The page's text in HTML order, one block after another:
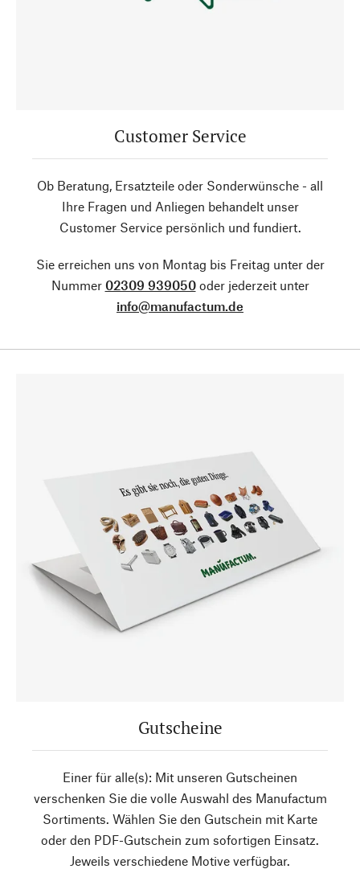
Customer Service
Ob Beratung, Ersatzteile oder Sonderwünsche - all
Ihre Fragen und Anliegen behandelt unser
Customer Service persönlich und fundiert.
Sie erreichen uns von Montag bis Freitag unter der
Nummer 02309 939050oder jederzeit unter
info@manufactum.de
Gutscheine
Einer für alle(s): Mit unseren Gutscheinen
verschenken Sie die volle Auswahl des Manufactum
Sortiments. Wählen Sie den Gutschein mit Karte
oder den PDF-Gutschein zum sofortigen Einsatz.
Jeweils verschiedene Motive verfügbar.